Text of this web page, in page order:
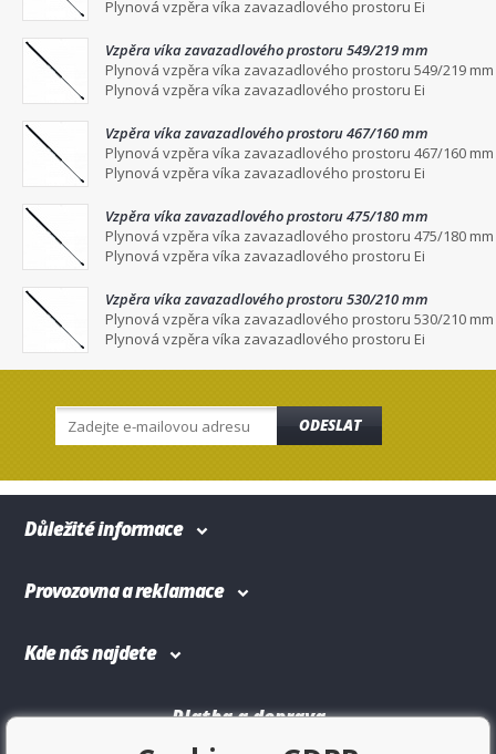
Plynová vzpěra víka zavazadlového prostoru Ei
Vzpěra víka zavazadlového prostoru 549/219 mm
Plynová vzpěra víka zavazadlového prostoru 549/219 mm
Plynová vzpěra víka zavazadlového prostoru Ei
Vzpěra víka zavazadlového prostoru 467/160 mm
Plynová vzpěra víka zavazadlového prostoru 467/160 mm
Plynová vzpěra víka zavazadlového prostoru Ei
Vzpěra víka zavazadlového prostoru 475/180 mm
Plynová vzpěra víka zavazadlového prostoru 475/180 mm
Plynová vzpěra víka zavazadlového prostoru Ei
Vzpěra víka zavazadlového prostoru 530/210 mm
Plynová vzpěra víka zavazadlového prostoru 530/210 mm
Plynová vzpěra víka zavazadlového prostoru Ei
ODESLAT
Důležité informace
Provozovna a reklamace
Kde nás najdete
Platba a doprava